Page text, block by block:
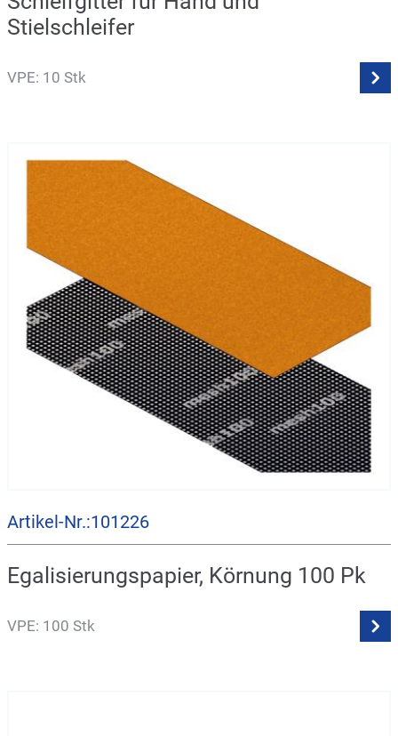
Stielschleifer
VPE: 10 Stk
Artikel-Nr.:101226
Egalisierungspapier, Körnung 100 Pk
VPE: 100 Stk